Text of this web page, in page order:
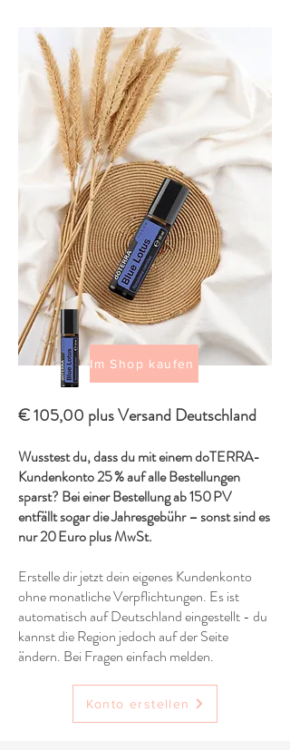
Im Shop kaufen
€ 105,00 plus Versand Deutschland
Wusstest du, dass du mit einem doTERRA-
Kundenkonto 25 % auf alle Bestellungen
sparst? Bei einer Bestellung ab 150 PV
entfällt sogar die Jahresgebühr – sonst sind es
nur 20 Euro plus MwSt.
Erstelle dir jetzt dein eigenes Kundenkonto
ohne monatliche Verpflichtungen. Es ist
automatisch auf Deutschland eingestellt - du
kannst die Region jedoch auf der Seite
ändern. Bei Fragen einfach melden.
Konto erstellen